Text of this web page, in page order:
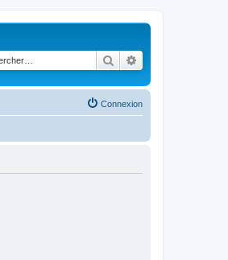
Rechercher
Connexion